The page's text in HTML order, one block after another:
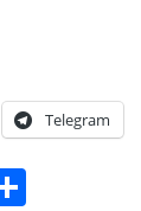
Telegram